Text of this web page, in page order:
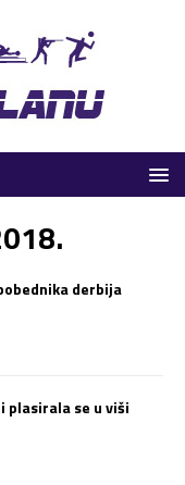
derbija
plasirala se u viši